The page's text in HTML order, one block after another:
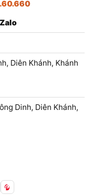
Zalo
Diên Khánh, Khánh
Dinh, Diên Khánh,